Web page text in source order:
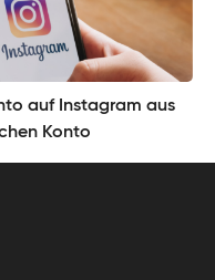
auf Instagram aus
Konto